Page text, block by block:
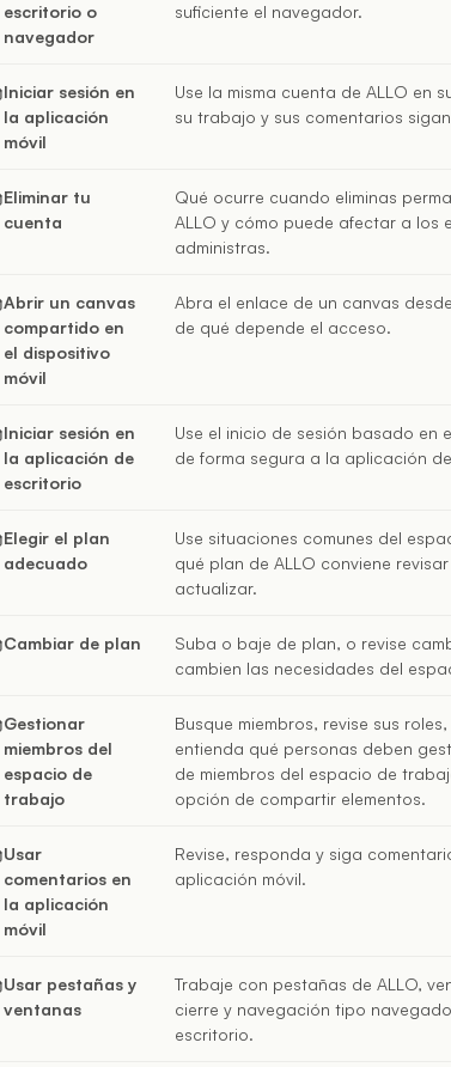
escritorio o
navegador
suficiente el navegador.
Iniciar sesión en
la aplicación
móvil
Use la misma cuenta de ALLO en
su trabajo y sus comentarios
Eliminar tu
cuenta
Qué ocurre cuando eliminas
ALLO y cómo puede afectar a los
administras.
Abrir un canvas
compartido en
el dispositivo
móvil
Abra el enlace de un canvas
de qué depende el acceso.
Iniciar sesión en
la aplicación de
escritorio
Use el inicio de sesión basado en
de forma segura a la aplicación
Elegir el plan
adecuado
Use situaciones comunes del
qué plan de ALLO conviene
actualizar.
Cambiar de plan
Suba o baje de plan, o revise
cambien las necesidades del
Gestionar
miembros del
espacio de
trabajo
Busque miembros, revise sus
entienda qué personas deben
de miembros del espacio de
opción de compartir elementos.
Usar
comentarios en
la aplicación
móvil
Revise, responda y siga
aplicación móvil.
Usar pestañas y
ventanas
Trabaje con pestañas de ALLO,
cierre y navegación tipo
escritorio.